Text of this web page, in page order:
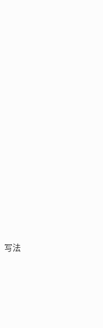
写法